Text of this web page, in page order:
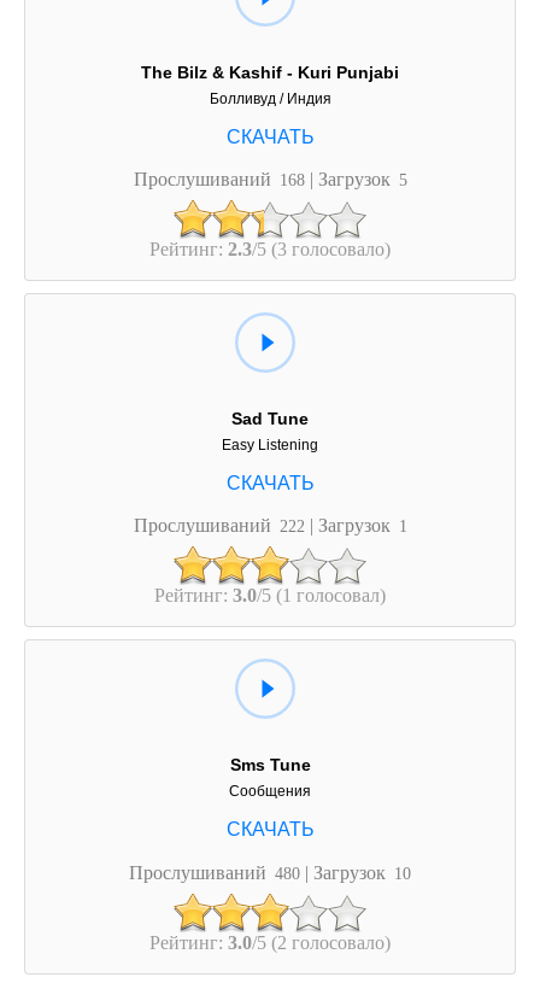
The Bilz & Kashif - Kuri Punjabi
Болливуд / Индия
Прослушиваний 168 | Загрузок 5
Рейтинг: 2.3/5 (3 голосовало)
Sad Tune
Easy Listening
Прослушиваний 222 | Загрузок 1
Рейтинг: 3.0/5 (1 голосовал)
Sms Tune
Сообщения
Прослушиваний 480 | Загрузок 10
Рейтинг: 3.0/5 (2 голосовало)